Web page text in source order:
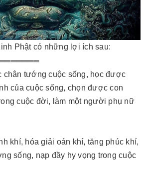
Phật có những lợi ích sau:
chân tướng cuộc sống, học được
của cuộc sống, chọn được con
cuộc đời, làm một người phụ nữ
khí, hóa giải oán khí, tăng phúc khí,
sống, nạp đầy hy vọng trong cuộc